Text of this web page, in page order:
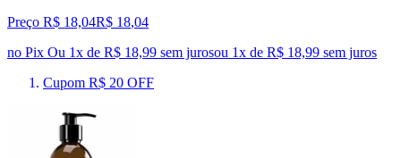
Preço R$ 18,04R$ 18,04
no Pix Ou 1x de R$ 18,99 sem jurosou 1x de R$ 18,99 sem juros
Cupom R$ 20 OFF